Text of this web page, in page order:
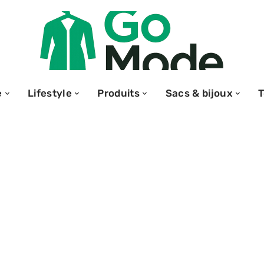
Lifestyle Produits Sacs & bijoux